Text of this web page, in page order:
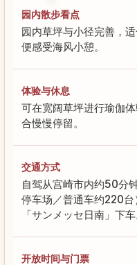
园内散步看点
园内草坪与小径完善，
便感受海风小憩。
体验与休息
可在宽阔草坪进行瑜伽
合慢慢停留。
交通方式
自驾从宫崎市内约50分
停车场／普通车约220
「サンメッセ日南」下车
开放时间与门票